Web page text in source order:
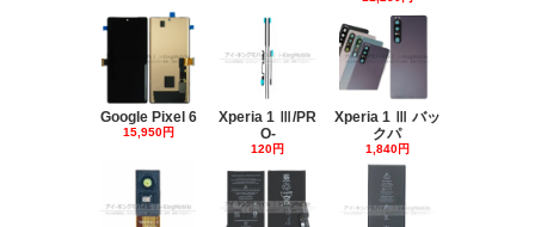
Google Pixel 6
15,950円
Xperia 1 Ⅲ/PR
O-
120円
Xperia 1 Ⅲ バッ
クパ
1,840円